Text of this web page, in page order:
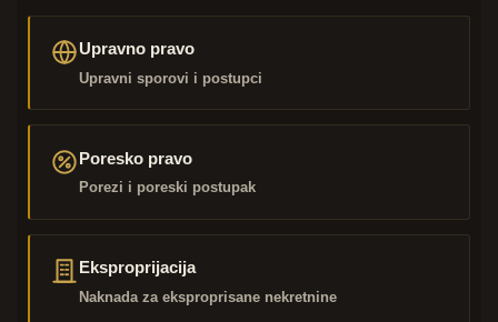
Upravno pravo
Upravni sporovi i postupci
Poresko pravo
Porezi i poreski postupak
Eksproprijacija
Naknada za eksproprisane nekretnine